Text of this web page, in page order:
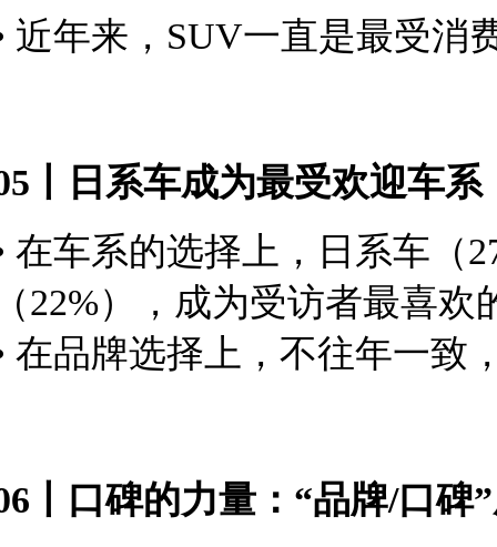
近年来，SUV一直是最受消
丨日系车成为最受欢迎车
在车系的选择上，日系车（
22%），成为受访者最喜欢
在品牌选择上，不往年一致
丨口碑的力量：“品牌/口碑